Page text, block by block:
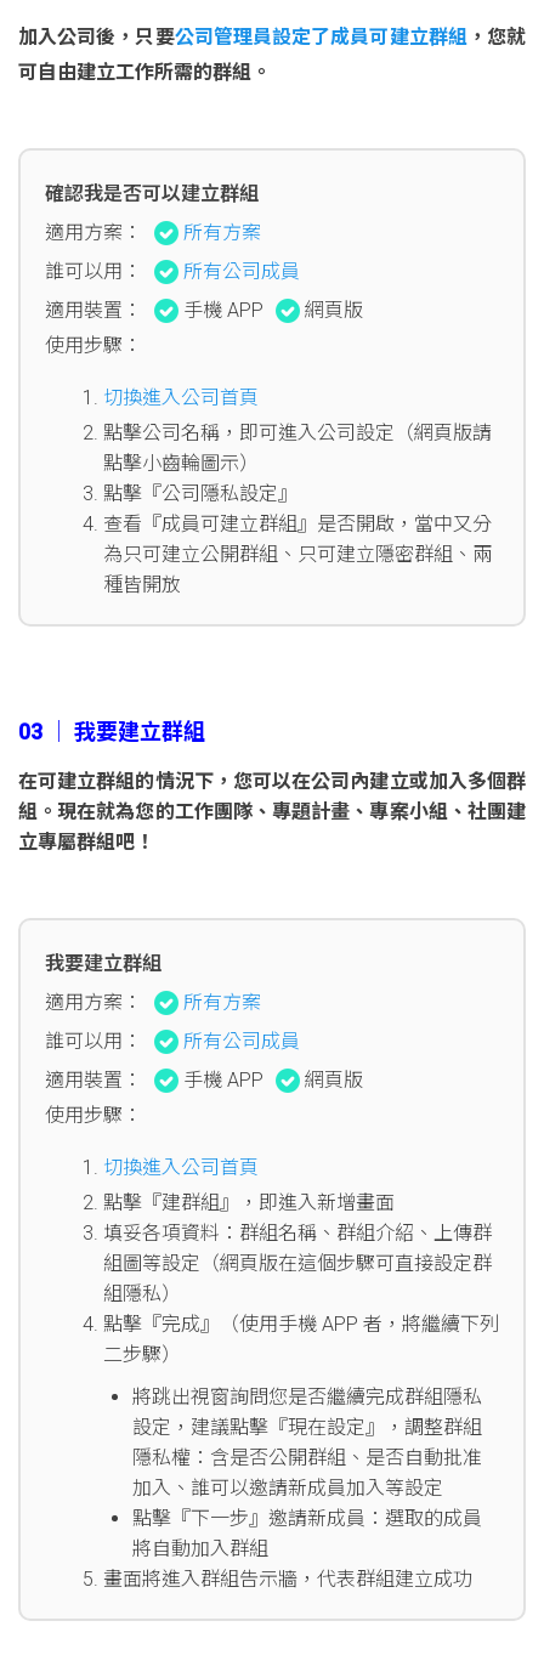
加入公司後，只要公司管理員設定了成員可建立群組，您就
可自由建立工作所需的群組。
確認我是否可以建立群組
適用方案：
所有方案
誰可以用：
所有公司成員
適用裝置：
手機 APP
網頁版
使用步驟：
切換進入公司首頁
點擊公司名稱，即可進入公司設定（網頁版請
點擊小齒輪圖示）
點擊『公司隱私設定』
查看『成員可建立群組』是否開啟，當中又分
為只可建立公開群組、只可建立隱密群組、兩
種皆開放
03 │ 我要建立群組
在可建立群組的情況下，您可以在公司內建立或加入多個群
組。現在就為您的工作團隊、專題計畫、專案小組、社團建
立專屬群組吧！
我要建立群組
適用方案：
所有方案
誰可以用：
所有公司成員
適用裝置：
手機 APP
網頁版
使用步驟：
切換進入公司首頁
點擊『建群組』，即進入新增畫面
填妥各項資料：群組名稱、群組介紹、上傳群
組圖等設定（網頁版在這個步驟可直接設定群
組隱私）
點擊『完成』（使用手機 APP 者，將繼續下列
二步驟）
將跳出視窗詢問您是否繼續完成群組隱私
設定，建議點擊『現在設定』，調整群組
隱私權：含是否公開群組、是否自動批准
加入、誰可以邀請新成員加入等設定
點擊『下一步』邀請新成員：選取的成員
將自動加入群組
畫面將進入群組告示牆，代表群組建立成功